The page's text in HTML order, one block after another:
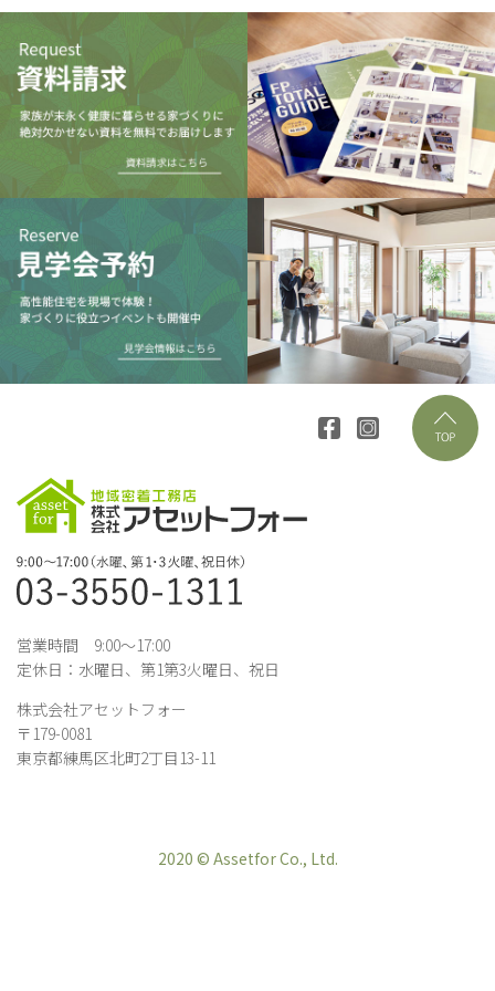
営業時間 9:00～17:00
定休日：水曜日、第1第3火曜日、祝日
株式会社アセットフォー
〒179-0081
東京都練馬区北町2丁目13-11
2020 © Assetfor Co., Ltd.